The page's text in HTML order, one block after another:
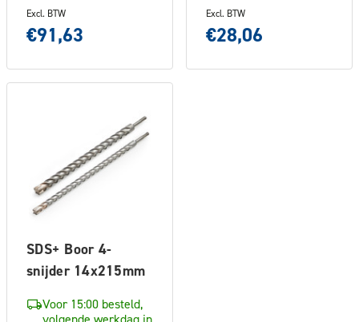
Excl. BTW
€91,63
Excl. BTW
€28,06
SDS+ Boor 4-
snijder 14x215mm
Voor 15:00 besteld,
volgende werkdag in